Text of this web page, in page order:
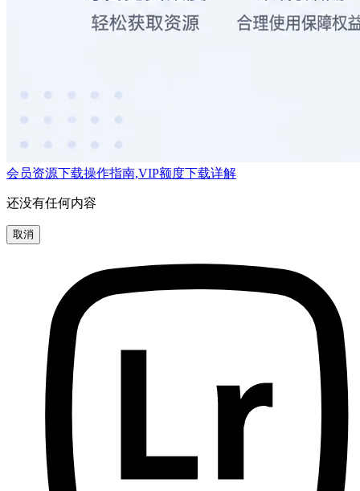
会员资源下载操作指南,VIP额度下载详解
还没有任何内容
取消